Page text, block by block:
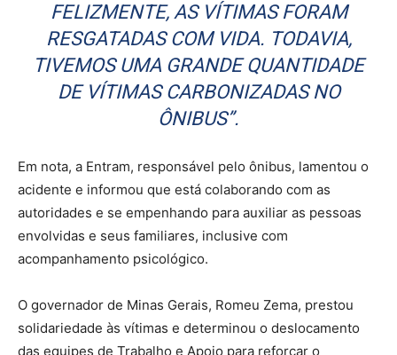
FELIZMENTE, AS VÍTIMAS FORAM
RESGATADAS COM VIDA. TODAVIA,
TIVEMOS UMA GRANDE QUANTIDADE
DE VÍTIMAS CARBONIZADAS NO
ÔNIBUS”.
Em nota, a Entram, responsável pelo ônibus, lamentou o
acidente e informou que está colaborando com as
autoridades e se empenhando para auxiliar as pessoas
envolvidas e seus familiares, inclusive com
acompanhamento psicológico.
O governador de Minas Gerais, Romeu Zema, prestou
solidariedade às vítimas e determinou o deslocamento
das equipes de Trabalho e Apoio para reforçar o